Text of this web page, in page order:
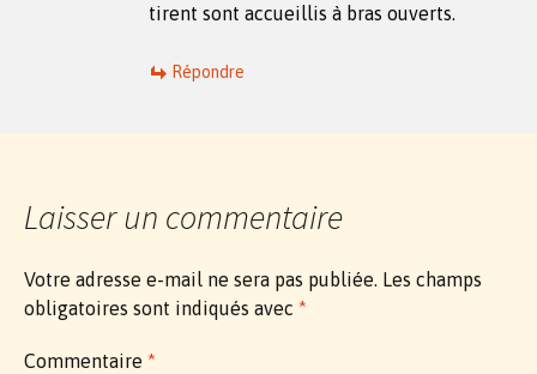
tirent sont accueillis à bras ouverts.
Répondre
Laisser un commentaire
Votre adresse e-mail ne sera pas publiée. Les champs
obligatoires sont indiqués avec *
Commentaire *